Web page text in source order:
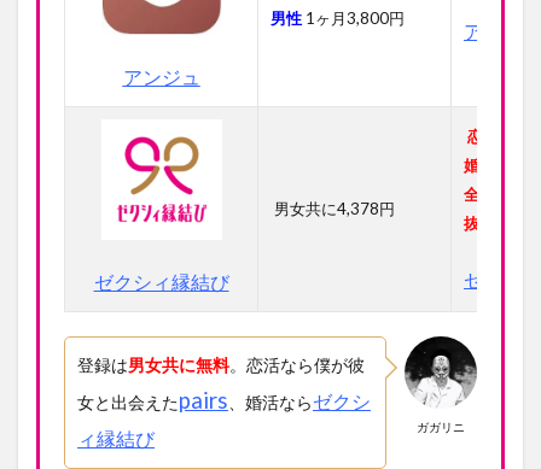
アンジュ
男性 1ヶ月3,800円
アンジュ
ゼクシィ縁結び
男女共に4,378円
恋活感覚
婚活がで
全なアプ
抜群！
ゼクシ
ガガリニ
登録は男女共に無料。恋活なら僕が彼
女と出会えたpairs 、婚活ならゼクシ
ィ縁結び